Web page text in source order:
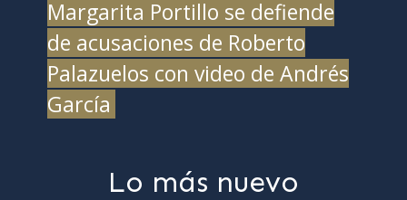
Margarita Portillo se defiende
de acusaciones de Roberto
Palazuelos con video de Andrés
García
Lo más nuevo